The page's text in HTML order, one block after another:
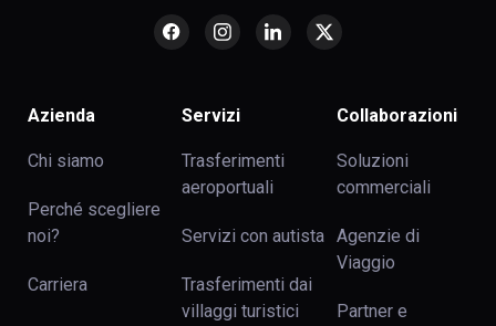
Azienda
Chi siamo
Perché scegliere
noi?
Carriera
Servizi
Trasferimenti
aeroportuali
Servizi con autista
Trasferimenti dai
villaggi turistici
Collaborazioni
Soluzioni
commerciali
Agenzie di
Viaggio
Partner e